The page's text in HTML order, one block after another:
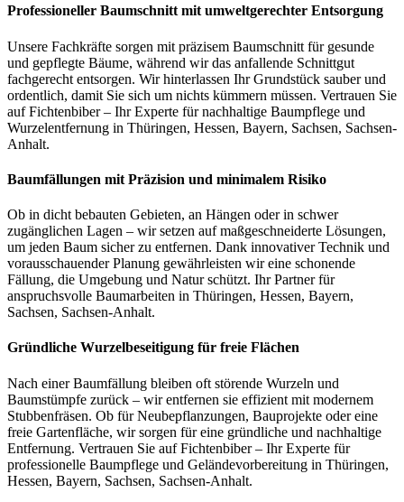
Professioneller Baumschnitt mit umweltgerechter Entsorgung
Unsere Fachkräfte sorgen mit präzisem Baumschnitt für gesunde
und gepflegte Bäume, während wir das anfallende Schnittgut
fachgerecht entsorgen. Wir hinterlassen Ihr Grundstück sauber und
ordentlich, damit Sie sich um nichts kümmern müssen. Vertrauen Sie
auf Fichtenbiber – Ihr Experte für nachhaltige Baumpflege und
Wurzelentfernung in Thüringen, Hessen, Bayern, Sachsen, Sachsen-
Anhalt.
Baumfällungen mit Präzision und minimalem Risiko
Ob in dicht bebauten Gebieten, an Hängen oder in schwer
zugänglichen Lagen – wir setzen auf maßgeschneiderte Lösungen,
um jeden Baum sicher zu entfernen. Dank innovativer Technik und
vorausschauender Planung gewährleisten wir eine schonende
Fällung, die Umgebung und Natur schützt. Ihr Partner für
anspruchsvolle Baumarbeiten in Thüringen, Hessen, Bayern,
Sachsen, Sachsen-Anhalt.
Gründliche Wurzelbeseitigung für freie Flächen
Nach einer Baumfällung bleiben oft störende Wurzeln und
Baumstümpfe zurück – wir entfernen sie effizient mit modernem
Stubbenfräsen. Ob für Neubepflanzungen, Bauprojekte oder eine
freie Gartenfläche, wir sorgen für eine gründliche und nachhaltige
Entfernung. Vertrauen Sie auf Fichtenbiber – Ihr Experte für
professionelle Baumpflege und Geländevorbereitung in Thüringen,
Hessen, Bayern, Sachsen, Sachsen-Anhalt.